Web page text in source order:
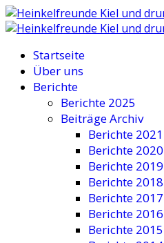
Startseite
Über uns
Berichte
Berichte 2025
Beiträge Archiv
Berichte 2021
Berichte 2020
Berichte 2019
Berichte 2018
Berichte 2017
Berichte 2016
Berichte 2015